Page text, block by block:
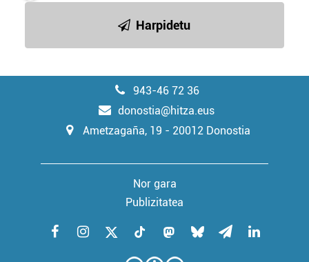
Harpidetu
943-46 72 36
donostia@hitza.eus
Ametzagaña, 19 - 20012 Donostia
Nor gara
Publizitatea